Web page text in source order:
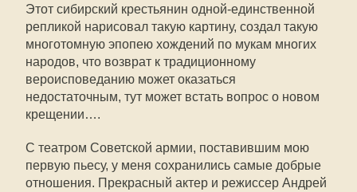
Этот сибирский крестьянин одной-единственной
репликой нарисовал такую картину, создал такую
многотомную эпопею хождений по мукам многих
народов, что возврат к традиционному
вероисповеданию может оказаться
недостаточным, тут может встать вопрос о новом
крещении….
С театром Советской армии, поставившим мою
первую пьесу, у меня сохранились самые добрые
отношения. Прекрасный актер и режиссер Андрей